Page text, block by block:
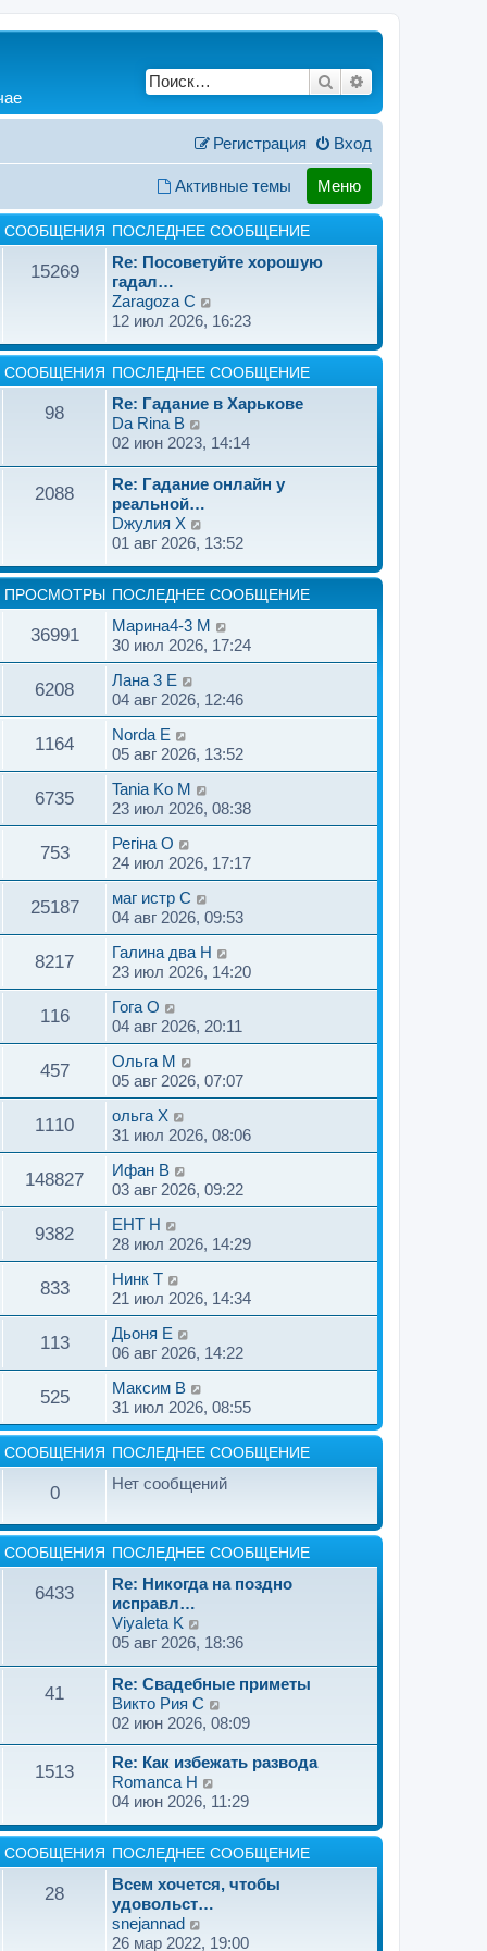
Поиск
Вход
Регистрация
Активные темы Меню
СООБЩЕНИЯ ПОСЛЕДНЕЕ СООБЩЕНИЕ
15269
Re: Посоветуйте хорошую
гадал…
Zaragoza C
е
е
й
т
к
с
е
д
н
е
м
у
с
о
б
е
н
ю
12 июл 2026, 16:23
СООБЩЕНИЯ ПОСЛЕДНЕЕ СООБЩЕНИЕ
98
Re: Гадание в Харькове
Da Rina B
е
е
и
п
о
с
л
е
н
е
у
с
о
о
щ
е
н
и
ю
02 июн 2023, 14:14
2088
Re: Гадание онлайн у
реальной…
Dжулия X
е
е
й
т
к
о
с
е
д
н
е
с
о
о
б
щ
е
н
ю
01 авг 2026, 13:52
ПРОСМОТРЫ ПОСЛЕДНЕЕ СООБЩЕНИЕ
36991
Марина4-3 M
30 июл 2026, 17:24
6208
Лана 3 E
04 авг 2026, 12:46
1164
Norda E
05 авг 2026, 13:52
6735
Tania Ko M
23 июл 2026, 08:38
753
Регiна O
24 июл 2026, 17:17
25187
маг истр C
04 авг 2026, 09:53
8217
Галина два H
23 июл 2026, 14:20
116
Гога O
04 авг 2026, 20:11
457
Ольга M
05 авг 2026, 07:07
1110
ольга X
31 июл 2026, 08:06
148827
Ифан B
03 авг 2026, 09:22
9382
ЕНТ H
28 июл 2026, 14:29
833
Нинк T
21 июл 2026, 14:34
113
Дьоня E
06 авг 2026, 14:22
525
Максим B
31 июл 2026, 08:55
СООБЩЕНИЯ ПОСЛЕДНЕЕ СООБЩЕНИЕ
0 Нет сообщений
СООБЩЕНИЯ ПОСЛЕДНЕЕ СООБЩЕНИЕ
6433
Re: Никогда на поздно
исправл…
Viyaleta K
е
е
й
т
к
п
о
л
е
н
е
м
05 авг 2026, 18:36
41
Re: Свадебные приметы
Викто Рия C
е
р
е
т
к
п
о
с
е
02 июн 2026, 08:09
1513
Re: Как избежать развода
Romanca H
е
е
й
т
и
п
04 июн 2026, 11:29
СООБЩЕНИЯ ПОСЛЕДНЕЕ СООБЩЕНИЕ
28
Всем хочется, чтобы
удовольст…
snejannad
26 мар 2022, 19:00